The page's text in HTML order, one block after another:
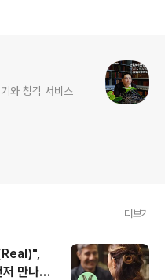
와 청각 서비스
더보기
만나보